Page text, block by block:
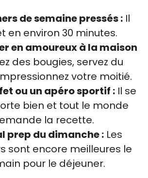
de semaine pressés : Il
en environ 30 minutes.
en amoureux à la maison
des bougies, servez du
votre moitié.
ou un apéro sportif : Il se
bien et tout le monde
la recette.
prep du dimanche : Les
sont encore meilleures le
pour le déjeuner.